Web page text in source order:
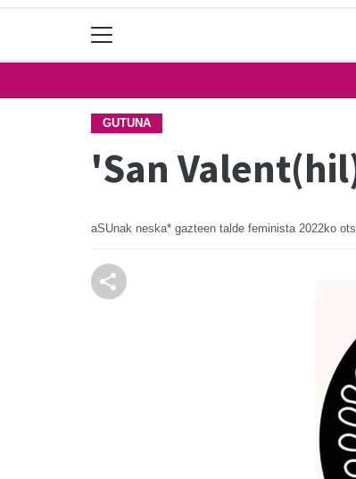
GUTUNA
'San
aSUnak neska* gazteen talde feminista 2022ko